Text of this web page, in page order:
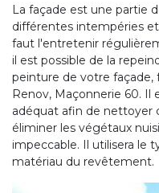
La façade est une partie
différentes intempéries
faut l'entretenir
il est possible de la
peinture de votre façade,
Renov, Maçonnerie 60.
adéquat afin de
éliminer les végétaux
impeccable. Il utilisera le
matériau du revêtement.